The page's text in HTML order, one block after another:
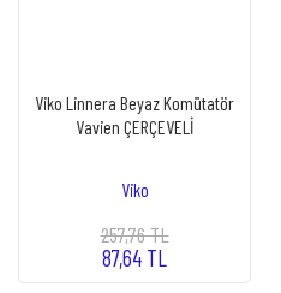
Viko Linnera Beyaz Komütatör
Vavien ÇERÇEVELİ
Viko
257,76 TL
87,64 TL